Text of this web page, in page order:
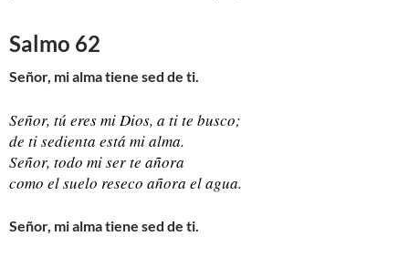
Salmo 62
Señor, mi alma tiene sed de ti.
Señor, tú eres mi Dios, a ti te busco;
de ti sedienta está mi alma.
Señor, todo mi ser te añora
como el suelo reseco añora el agua.
Señor, mi alma tiene sed de ti.